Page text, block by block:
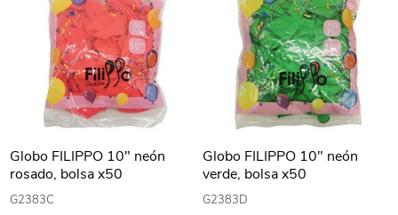
Globo FILIPPO 10" neón
rosado, bolsa x50
G2383C
Globo FILIPPO 10" neón
verde, bolsa x50
G2383D